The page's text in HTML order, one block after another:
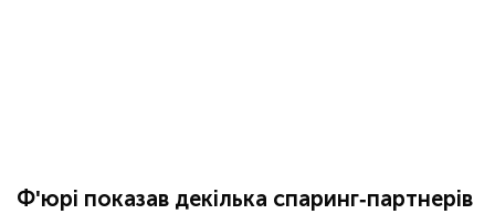
Ф'юрі показав декілька спаринг-партнерів